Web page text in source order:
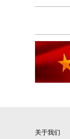
关于我们